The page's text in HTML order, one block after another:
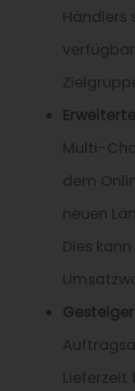
Händlers
Multi-
dem
neuen
Dies
Lieferzeit